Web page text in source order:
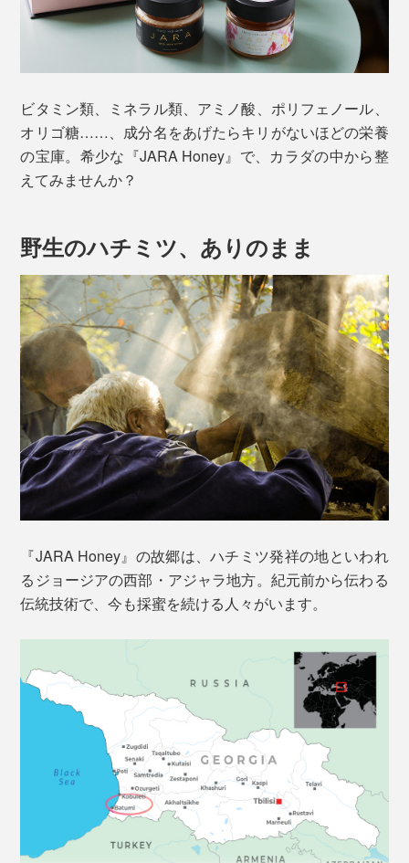
ビタミン類、ミネラル類、アミノ酸、ポリフェノール、
オリゴ糖……、成分名をあげたらキリがないほどの栄養
の宝庫。希少な『JARA Honey』で、カラダの中から整
えてみませんか？
野生のハチミツ、ありのまま
『JARA Honey』の故郷は、ハチミツ発祥の地といわれ
るジョージアの西部・アジャラ地方。紀元前から伝わる
伝統技術で、今も採蜜を続ける人々がいます。